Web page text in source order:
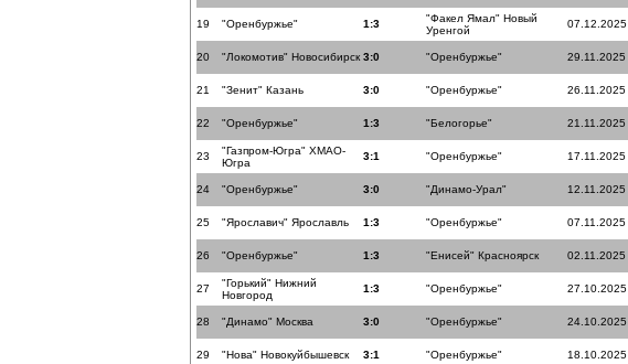
19 "Оренбуржье" 1:3
"Факел Ямал" Новый
Уренгой
07.12.2025
20 "Локомотив" Новосибирск 3:0 "Оренбуржье" 29.11.2025
21 "Зенит" Казань 3:0 "Оренбуржье" 26.11.2025
22 "Оренбуржье" 1:3 "Белогорье" 21.11.2025
23
"Газпром-Югра" ХМАО-
Югра
3:1 "Оренбуржье" 17.11.2025
24 "Оренбуржье" 3:0 "Динамо-Урал" 12.11.2025
25 "Ярославич" Ярославль 1:3 "Оренбуржье" 07.11.2025
26 "Оренбуржье" 1:3 "Енисей" Красноярск 02.11.2025
27
"Горький" Нижний
Новгород
1:3 "Оренбуржье" 27.10.2025
28 "Динамо" Москва 3:0 "Оренбуржье" 24.10.2025
29 "Нова" Новокуйбышевск 3:1 "Оренбуржье" 18.10.2025